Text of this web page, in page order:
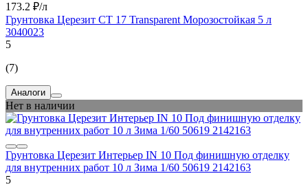
173.2 ₽/л
Грунтовка Церезит CT 17 Transparent Морозостойкая 5 л
3040023
5
(7)
Аналоги
Нет в наличии
Грунтовка Церезит Интерьер IN 10 Под финишную отделку
для внутренних работ 10 л Зима 1/60 50619 2142163
5